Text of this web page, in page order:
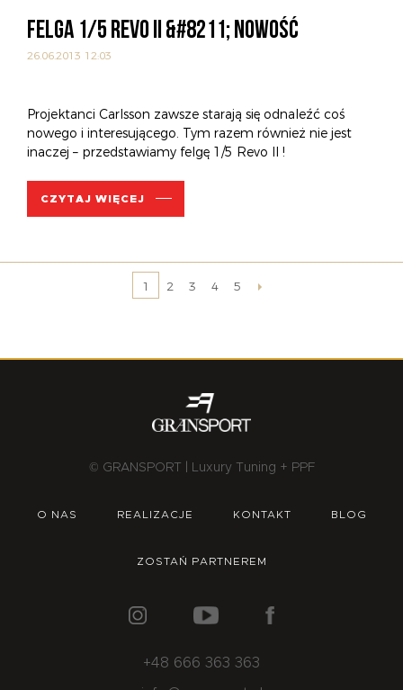
FELGA 1/5 REVO II &#8211; NOWOŚĆ
26.06.2013 12:03
Projektanci Carlsson zawsze starają się odnaleźć coś
nowego i interesującego. Tym razem również nie jest
inaczej – przedstawiamy felgę 1/5 Revo II !
CZYTAJ WIĘCEJ
1 2 3 4 5
© GRANSPORT | Luxury Tuning + PPF
O NAS REALIZACJE KONTAKT BLOG
ZOSTAŃ PARTNEREM
+48 666 363 363